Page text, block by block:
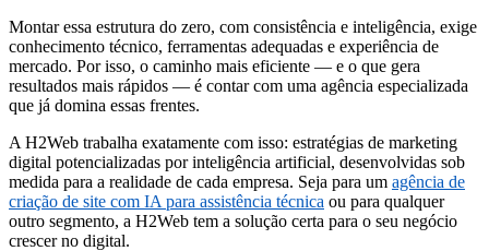
Montar essa estrutura do zero, com consistência e inteligência, exige
conhecimento técnico, ferramentas adequadas e experiência de
mercado. Por isso, o caminho mais eficiente — e o que gera
resultados mais rápidos — é contar com uma agência especializada
que já domina essas frentes.
A H2Web trabalha exatamente com isso: estratégias de marketing
digital potencializadas por inteligência artificial, desenvolvidas sob
medida para a realidade de cada empresa. Seja para um agência de
criação de site com IA para assistência técnica ou para qualquer
outro segmento, a H2Web tem a solução certa para o seu negócio
crescer no digital.